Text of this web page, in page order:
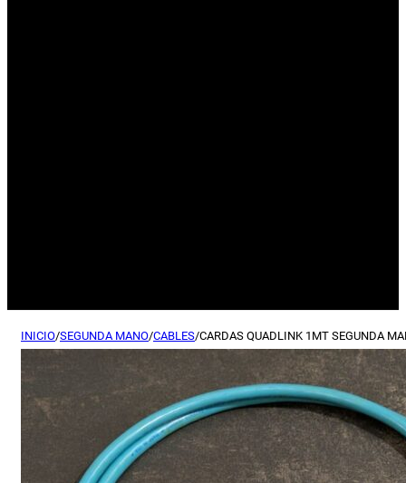
INICIO/SEGUNDA MANO/CABLES/CARDAS QUADLINK 1MT SEGUNDA